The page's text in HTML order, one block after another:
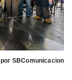
por SBComunicacion